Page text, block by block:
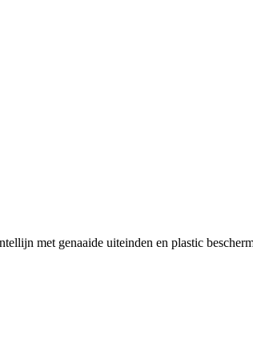
met genaaide uiteinden en plastic